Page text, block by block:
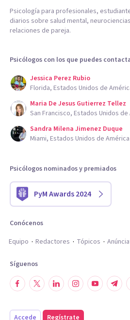
Psicología para profesionales,
diarios sobre salud mental,
relaciones de pareja.
Psicólogos con los que puedes
Jessica Perez Rubio
Florida, Estados Unidos de
Maria De Jesus Gutierrez Tellez
San Francisco, Estados Unidos de
Sandra Milena Jimenez Duque
Miami, Estados Unidos de América
Psicólogos nominados y premiados
PyM Awards 2024
Conócenos
Equipo
Redactores Tópicos
Síguenos
Accede Regístrate